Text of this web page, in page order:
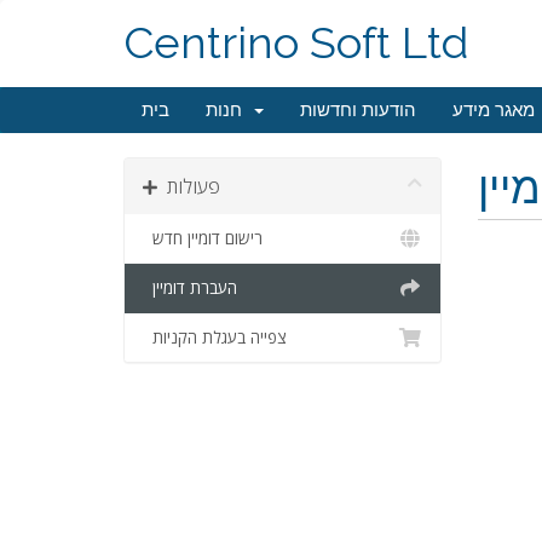
Centrino Soft Ltd
בית הודעות וחדשות מאגר מידע
פעולות
רישום דומיין חדש
העברת דומיין
צפייה בעגלת הקניות